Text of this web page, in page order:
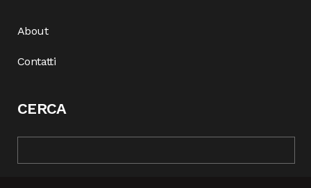
About
Contatti
CERCA